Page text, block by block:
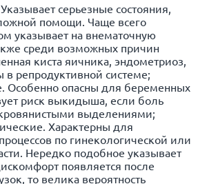
серьезные состояния,
помощи. Чаще всего
указывает на внематочную
среди возможных причин
киста яичника, эндометриоз,
репродуктивной системе;
Особенно опасны для беременных
риск выкидыша, если боль
выделениями;
Характерны для
по гинекологической или
Нередко подобное указывает
появляется после
то велика вероятность